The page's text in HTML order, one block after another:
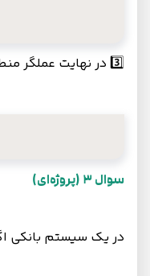
3️⃣ در نهایت عملگر منطقی AND (&&) اجرا می‌شود:
سوال 3 (پروژه‌ای)
در یک سیستم بانکی